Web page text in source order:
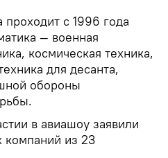
с 1996 года
— военная
космическая техника,
для десанта,
обороны
в авиашоу заявили
компаний из 23